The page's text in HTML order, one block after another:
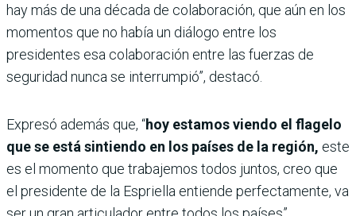
hay más de una década de colaboración, que aún en los
momentos que no había un diálogo entre los
presidentes esa colaboración entre las fuerzas de
seguridad nunca se interrumpió”, destacó.
Expresó además que, “hoy estamos viendo el flagelo
que se está sintiendo en los países de la región, este
es el momento que trabajemos todos juntos, creo que
el presidente de la Espriella entiende perfectamente, va